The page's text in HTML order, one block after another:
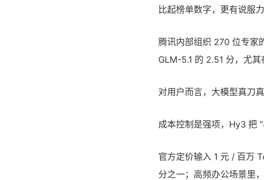
比起榜单数字，更有说服
腾讯内部组织 270 位专家
GLM-5.1 的 2.51 分，尤
对用户而言，大模型真刀
成本控制是强项，Hy3 把
官方定价输入 1 元 / 百万
分之一；高频办公场景里